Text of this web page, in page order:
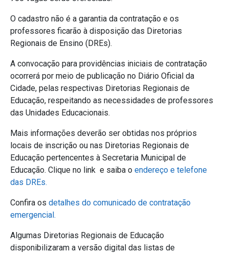
O cadastro não é a garantia da contratação e os
professores ficarão à disposição das Diretorias
Regionais de Ensino (DREs).
A convocação para providências iniciais de contratação
ocorrerá por meio de publicação no Diário Oficial da
Cidade, pelas respectivas Diretorias Regionais de
Educação, respeitando as necessidades de professores
das Unidades Educacionais.
Mais informações deverão ser obtidas nos próprios
locais de inscrição ou nas Diretorias Regionais de
Educação pertencentes à Secretaria Municipal de
Educação. Clique no link e saiba o endereço e telefone
das DREs.
Confira os detalhes do comunicado de contratação
emergencial.
Algumas Diretorias Regionais de Educação
disponibilizaram a versão digital das listas de